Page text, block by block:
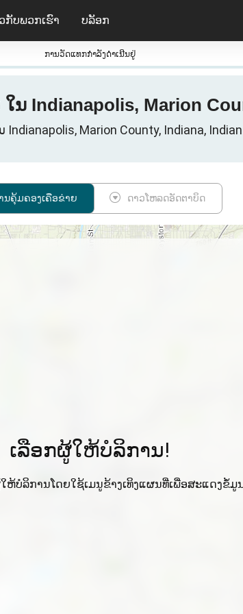
ກັບ​ພວກ​ເຮົາ ບລັອກ
ການວັດແທກກໍາລັງດໍາເນີນຢູ່
ນ Indianapolis, Marion
Marion County, Indiana,
ນຄຸ້ມຄອງເຄືອຂ່າຍ ດາວໂຫລດອັດຕາບິດ
ເລືອກຜູ້ໃຫ້ບໍລິການ!
ຫ້ບໍລິການໂດຍໃຊ້ເມນູຂ້າງເທິງແຜນທີ່ເພື່ອສະແດງຂໍ້ມູ